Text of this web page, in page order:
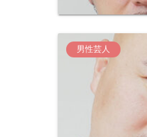
男性芸人